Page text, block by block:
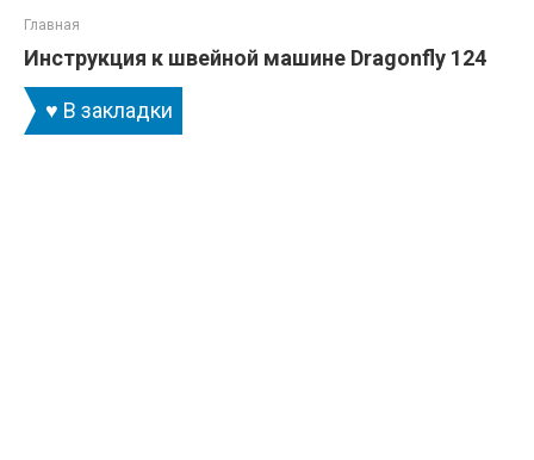
Главная
Инструкция к швейной машине Dragonfly 124
♥ В закладки